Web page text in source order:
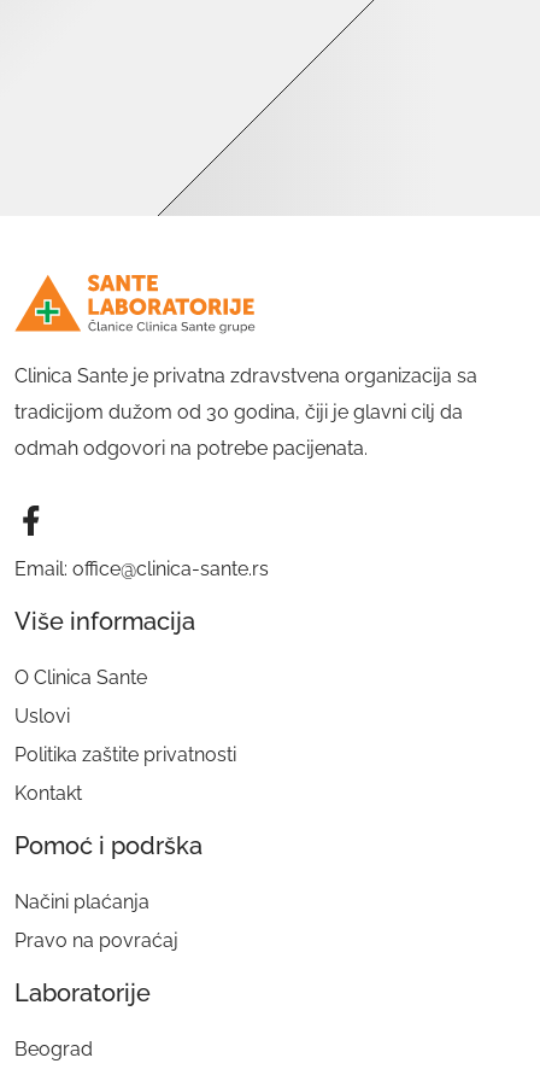
Clinica Sante je privatna zdravstvena organizacija sa
tradicijom dužom od 30 godina, čiji je glavni cilj da
odmah odgovori na potrebe pacijenata.
Email: office@clinica-sante.rs
Više informacija
O Clinica Sante
Uslovi
Politika zaštite privatnosti
Kontakt
Pomoć i podrška
Načini plaćanja
Pravo na povraćaj
Laboratorije
Beograd